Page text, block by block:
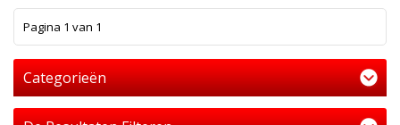
Pagina 1 van 1
Categorieën